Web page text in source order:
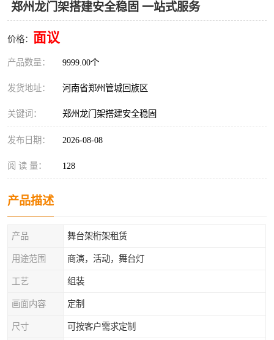
郑州龙门架搭建安全稳固 一站式服务
价格： 面议
产品数量： 9999.00个
发货地址： 河南省郑州管城回族区
关键词： 郑州龙门架搭建安全稳固
发布日期： 2026-08-08
阅 读 量： 128
产品描述
产品 舞台架桁架租赁
用途范围 商演，活动，舞台灯
工艺 组装
画面内容 定制
尺寸 可按客户需求定制